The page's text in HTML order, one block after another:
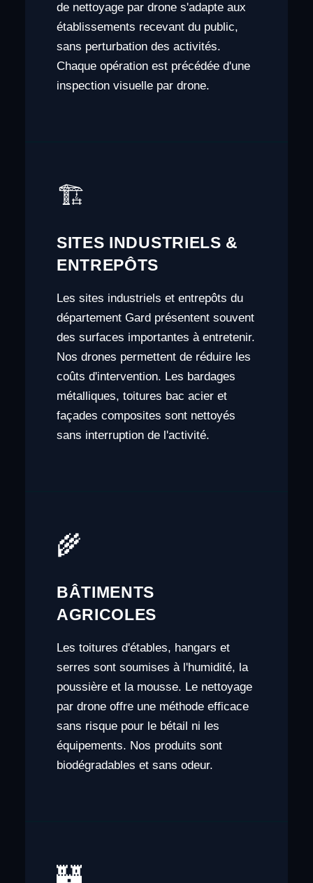
de nettoyage par drone s'adapte aux
établissements recevant du public,
sans perturbation des activités.
Chaque opération est précédée d'une
inspection visuelle par drone.
🏗️
SITES INDUSTRIELS &
ENTREPÔTS
Les sites industriels et entrepôts du
département Gard présentent souvent
des surfaces importantes à entretenir.
Nos drones permettent de réduire les
coûts d'intervention. Les bardages
métalliques, toitures bac acier et
façades composites sont nettoyés
sans interruption de l'activité.
🌾
BÂTIMENTS
AGRICOLES
Les toitures d'étables, hangars et
serres sont soumises à l'humidité, la
poussière et la mousse. Le nettoyage
par drone offre une méthode efficace
sans risque pour le bétail ni les
équipements. Nos produits sont
biodégradables et sans odeur.
🏰